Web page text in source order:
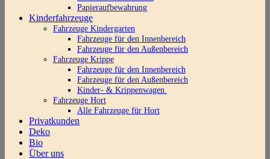
Papieraufbewahrung
Kinderfahrzeuge
Fahrzeuge Kindergarten
Fahrzeuge für den Innenbereich
Fahrzeuge für den Außenbereich
Fahrzeuge Krippe
Fahrzeuge für den Innenbereich
Fahrzeuge für den Außenbereich
Kinder- & Krippenwagen
Fahrzeuge Hort
Alle Fahrzeuge für Hort
Privatkunden
Deko
Bio
Über uns